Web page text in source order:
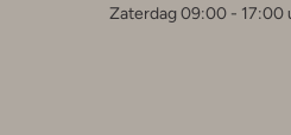
Zaterdag 09:00 - 17:00